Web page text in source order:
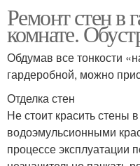
Ремонт стен в
комнате.
Обдумав все тонкости
гардеробной, можно
Отделка стен
Не стоит красить стены
водоэмульсионными
процессе эксплуатации